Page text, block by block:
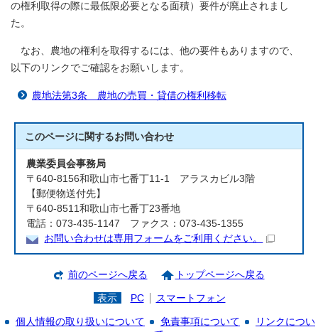
の権利取得の際に最低限必要となる面積）要件が廃止されまし
た。
なお、農地の権利を取得するには、他の要件もありますので、
以下のリンクでご確認をお願いします。
農地法第3条 農地の売買・貸借の権利移転
このページに関するお問い合わせ
農業委員会事務局
〒640-8156和歌山市七番丁11-1 アラスカビル3階
【郵便物送付先】
〒640-8511和歌山市七番丁23番地
電話：073-435-1147 ファクス：073-435-1355
お問い合わせは専用フォームをご利用ください。
前のページへ戻る トップページへ戻る
表示 PC スマートフォン
個人情報の取り扱いについて 免責事項について
リンクについ